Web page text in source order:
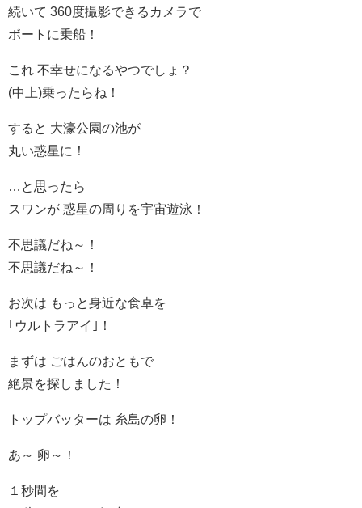
続いて 360度撮影できるカメラで
ボートに乗船！
これ 不幸せになるやつでしょ？
(中上)乗ったらね！
すると 大濠公園の池が
丸い惑星に！
…と思ったら
スワンが 惑星の周りを宇宙遊泳！
不思議だね～！
不思議だね～！
お次は もっと身近な食卓を
｢ウルトラアイ｣！
まずは ごはんのおともで
絶景を探しました！
トップバッターは 糸島の卵！
あ～ 卵～！
１秒間を